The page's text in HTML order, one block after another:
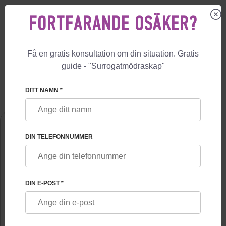
+1 844 892 78 00 UK
OM OSS ALEXANDER MIKHAILOVICH FESKOV
ALEXANDER MIKHAILOVICH FESKOV
FORTFARANDE OSÄKER?
Få en gratis konsultation om din situation. Gratis
guide - "Surrogatmödraskap"
DITT NAMN *
DIN TELEFONNUMMER
DIN E-POST *